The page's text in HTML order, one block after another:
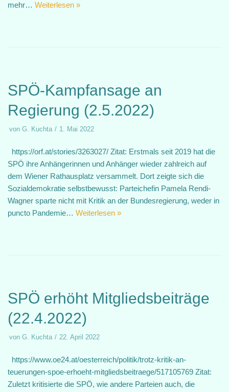
mehr… Weiterlesen »
SPÖ-Kampfansage an
Regierung (2.5.2022)
von G. Kuchta 1. Mai 2022
https://orf.at/stories/3263027/ Zitat: Erstmals seit 2019 hat die
SPÖ ihre Anhängerinnen und Anhänger wieder zahlreich auf
dem Wiener Rathausplatz versammelt. Dort zeigte sich die
Sozialdemokratie selbstbewusst: Parteichefin Pamela Rendi-
Wagner sparte nicht mit Kritik an der Bundesregierung, weder in
puncto Pandemie… Weiterlesen »
SPÖ erhöht Mitgliedsbeiträge
(22.4.2022)
von G. Kuchta 22. April 2022
https://www.oe24.at/oesterreich/politik/trotz-kritik-an-
teuerungen-spoe-erhoeht-mitgliedsbeitraege/517105769 Zitat:
Zuletzt kritisierte die SPÖ, wie andere Parteien auch, die